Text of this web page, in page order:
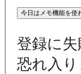
今日はメモ機能を使
登録に失
恐れ入